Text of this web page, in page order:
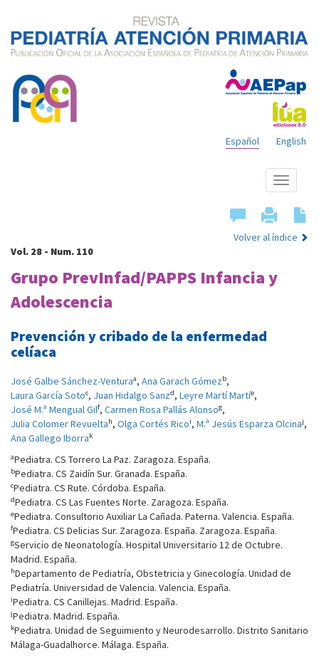
English
Español
Mostrar
menú
Volver al índice
Vol. 28 - Num. 110
Grupo PrevInfad/PAPPS Infancia y
Adolescencia
Prevención y cribado de la enfermedad
celíaca
José Galbe Sánchez-Venturaa, Ana Garach Gómezb,
Laura García Sotoc, Juan Hidalgo Sanzd, Leyre Martí Martíe,
José M.ª Mengual Gilf, Carmen Rosa Pallás Alonsog,
Julia Colomer Revueltah, Olga Cortés Ricoi, M.ª Jesús Esparza Olcinaj,
Ana Gallego Iborrak
aPediatra. CS Torrero La Paz. Zaragoza. España.
bPediatra. CS Zaidín Sur. Granada. España.
cPediatra. CS Rute. Córdoba. España.
dPediatra. CS Las Fuentes Norte. Zaragoza. España.
ePediatra. Consultorio Auxiliar La Cañada. Paterna. Valencia. España.
fPediatra. CS Delicias Sur. Zaragoza. España. Zaragoza. España.
gServicio de Neonatología. Hospital Universitario 12 de Octubre.
Madrid. España.
hDepartamento de Pediatría, Obstetricia y Ginecología. Unidad de
Pediatría. Universidad de Valencia. Valencia. España.
iPediatra. CS Canillejas. Madrid. España.
jPediatra. Madrid. España.
kPediatra. Unidad de Seguimiento y Neurodesarrollo. Distrito Sanitario
Málaga-Guadalhorce. Málaga. España.